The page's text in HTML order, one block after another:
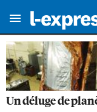
Un déluge de